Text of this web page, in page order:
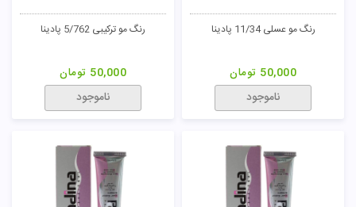
رنگ مو عسلی 11/34 پادینا
50,000 تومان
ناموجود
رنگ مو ترکیبی 5/762 پادینا
50,000 تومان
ناموجود